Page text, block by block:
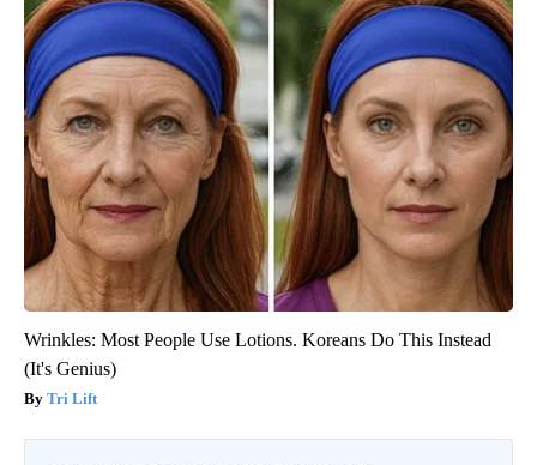
Wrinkles: Most People Use Lotions. Koreans Do This Instead
(It's Genius)
Tri Lift